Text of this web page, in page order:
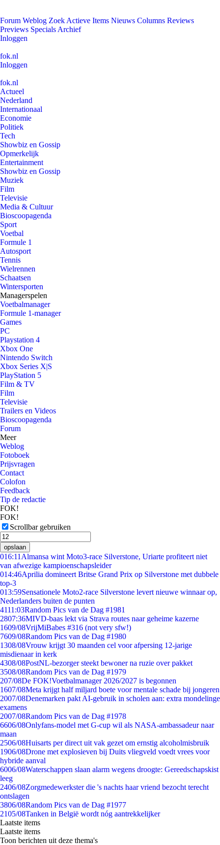
Forum Weblog Zoek Actieve Items Nieuws Columns Reviews
Previews Specials Archief
Inloggen
fok.nl
Inloggen
fok.nl
Actueel
Nederland
Internationaal
Economie
Politiek
Tech
Showbiz en Gossip
Opmerkelijk
Entertainment
Showbiz en Gossip
Muziek
Film
Televisie
Media & Cultuur
Bioscoopagenda
Sport
Voetbal
Formule 1
Autosport
Tennis
Wielrennen
Schaatsen
Wintersporten
Managerspelen
Voetbalmanager
Formule 1-manager
Games
PC
Playstation 4
Xbox One
Nintendo Switch
Xbox Series X|S
PlayStation 5
Film & TV
Film
Televisie
Trailers en Videos
Bioscoopagenda
Forum
Meer
Weblog
Fotoboek
Prijsvragen
Contact
Colofon
Feedback
Tip de redactie
FOK!
FOK!
Scrollbar gebruiken
opslaan
016:11 Almansa wint Moto3-race Silverstone, Uriarte profiteert niet
van afwezige kampioenschapsleider
014:46Aprilia domineert Britse Grand Prix op Silverstone met dubbele
top-3
013:59Sensationele Moto2-race Silverstone levert nieuwe winnaar op,
Nederlanders buiten de punten
4111:03Random Pics van de Dag #1981
2807:36MIVD-baas lekt via Strava routes naar geheime kazerne
1609/08VrijMiBabes #316 (not very sfw!)
7609/08Random Pics van de Dag #1980
1308/08Vrouw krijgt 30 maanden cel voor afpersing 12-jarige
misdienaar in kerk
4308/08PostNL-bezorger steekt bewoner na ruzie over pakket
3508/08Random Pics van de Dag #1979
207/08De FOK!Voetbalmanager 2026/2027 is begonnen
1607/08Meta krijgt half miljard boete voor mentale schade bij jongeren
2007/08Denemarken pakt AI-gebruik in scholen aan: extra mondelinge
examens
2007/08Random Pics van de Dag #1978
6606/08Onlyfans-model met G-cup wil als NASA-ambassadeur naar
maan
2506/08Huisarts per direct uit vak gezet om ernstig alcoholmisbruik
1906/08Drone met explosieven bij Duits vliegveld voedt vrees voor
hybride aanval
6006/08Waterschappen slaan alarm wegens droogte: Gereedschapskist
leeg
2406/08Zorgmedewerkster die 's nachts haar vriend bezocht terecht
ontslagen
3806/08Random Pics van de Dag #1977
2105/08Tanken in België wordt nóg aantrekkelijker
Laatste items
Laatste items
Toon berichten uit deze thema's